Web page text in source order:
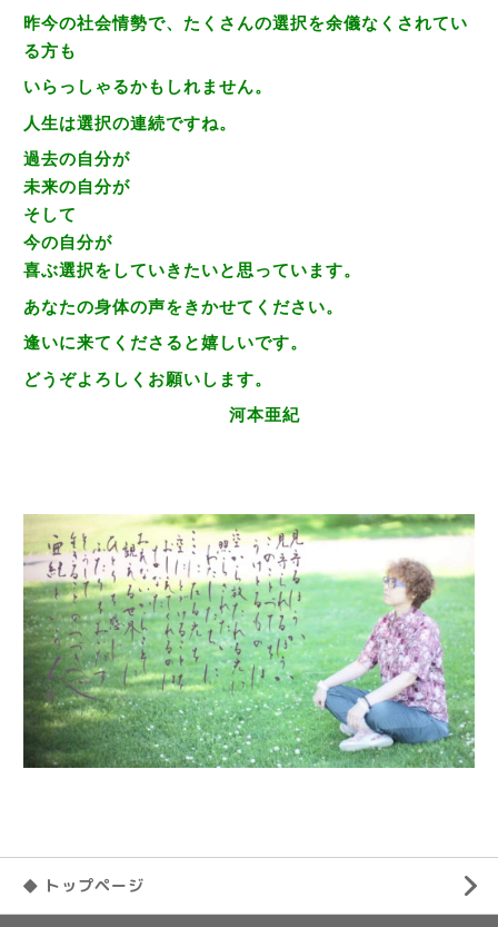
昨今の社会情勢で、たくさんの選択を余儀なくされてい
る方も
いらっしゃるかもしれません。
人生は選択の連続ですね。
過去の自分が
未来の自分が
そして
今の自分が
喜ぶ選択をしていきたいと思っています。
あなたの身体の声をきかせてください。
逢いに来てくださると嬉しいです。
どうぞよろしくお願いします。
河本亜紀
◆ トップページ